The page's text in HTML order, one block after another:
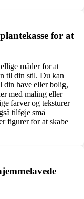
for at
måder for at
til din stil. Du kan
din have eller bolig,
med maling eller
farver og teksturer
tilføje små
figurer for at skabe